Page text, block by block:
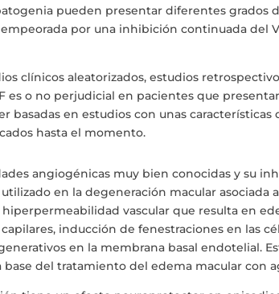
pueden presentar diferentes grados
por una inhibición continuada del
clínicos aleatorizados, estudios
es o no perjudicial en pacientes que
basadas en estudios con unas
hasta el momento.
angiogénicas muy bien conocidas y su
en la degeneración macular asociada
vascular que resulta en
inducción de fenestraciones en las
en la membrana basal endotelial.
base del tratamiento del edema macular con